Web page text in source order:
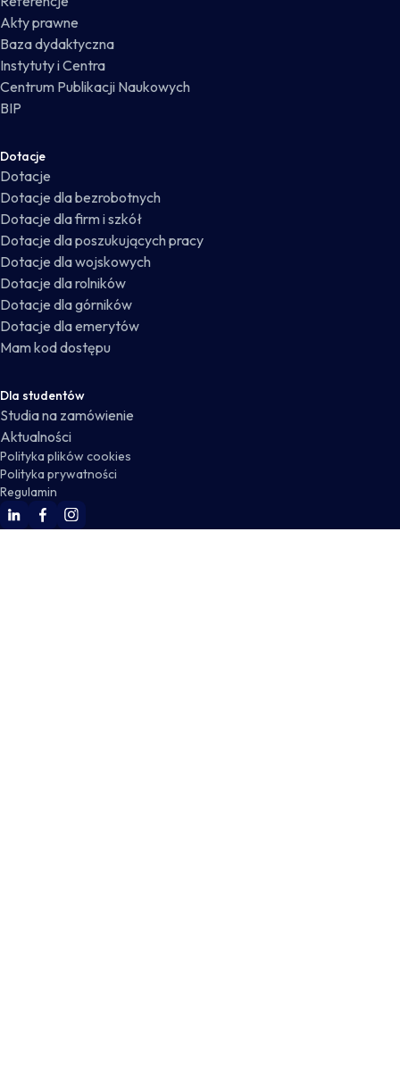
Akty prawne
Baza dydaktyczna
Instytuty i Centra
Centrum Publikacji Naukowych
BIP
Dotacje
Dotacje
Dotacje dla bezrobotnych
Dotacje dla firm i szkół
Dotacje dla poszukujących pracy
Dotacje dla wojskowych
Dotacje dla rolników
Dotacje dla górników
Dotacje dla emerytów
Mam kod dostępu
Dla studentów
Studia na zamówienie
Aktualności
Polityka plików cookies
Polityka prywatności
Regulamin
WSKZ Linkedin
WSKZ Facebook
WSKZ Instagram